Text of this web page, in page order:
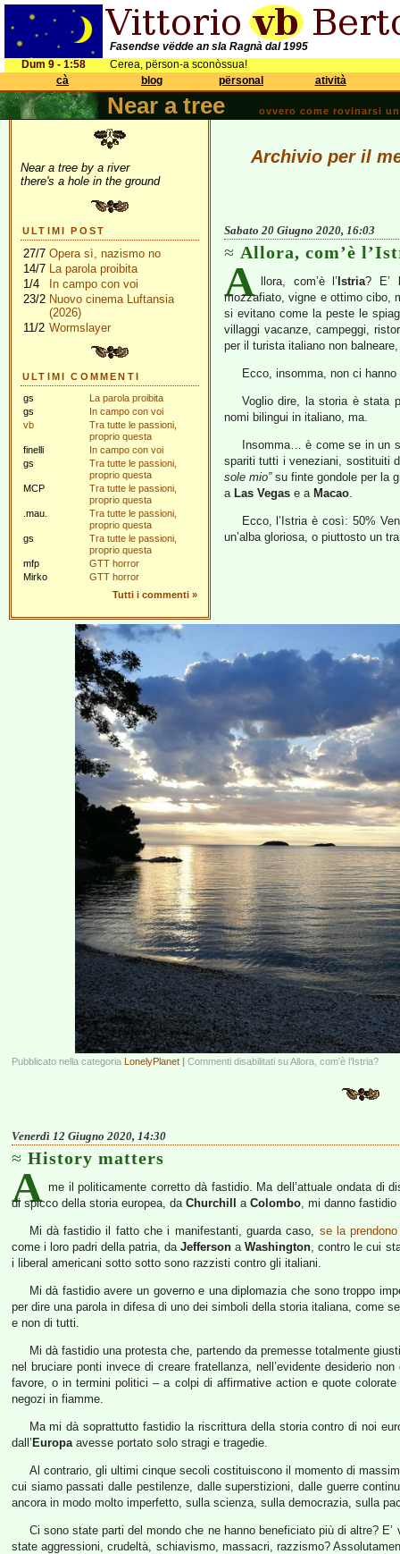
Fasendse vëdde an sla Ragnà dal 1995
Dum 9 - 1:58
Cerea, përson-a sconòssua!
cà
blog përsonal atività
Near a tree ovvero come rovinarsi
Near a tree by a river
there's a hole in the ground
ULTIMI POST
27/7 Opera sì, nazismo no
14/7 La parola proibita
1/4
In campo con voi
23/2 Nuovo cinema Luftansia
(2026)
11/2 Wormslayer
ULTIMI COMMENTI
gs
La parola proibita
gs
In campo con voi
vb
Tra tutte le passioni,
proprio questa
finelli
In campo con voi
gs
Tra tutte le passioni,
proprio questa
MCP
Tra tutte le passioni,
proprio questa
.mau.
Tra tutte le passioni,
proprio questa
gs
Tra tutte le passioni,
proprio questa
mfp
GTT horror
Mirko
GTT horror
Tutti i commenti »
Archivio per il
Sabato 20 Giugno 2020, 16:03
Allora, com’è
A llora, com’è l’ Istria? E’
mozzafiato, vigne e ottimo cibo,
si evitano come la peste le
villaggi vacanze, campeggi,
per il turista italiano non balneare,
Ecco, insomma, non ci
Voglio dire, la storia è stata
nomi bilingui in italiano, ma.
Insomma… è come se in un
spariti tutti i veneziani, sostituiti
sole mio”su finte gondole per la
a Las Vegas e a Macao.
Ecco, l’Istria è così: 50%
un’alba gloriosa, o piuttosto un
Pubblicato nella categoria LonelyPlanet | Commenti disabilitati su Allora, com’è l’Istria?
Venerdì 12 Giugno 2020, 14:30
History matters
A me il politicamente corretto dà fastidio. Ma dell’attuale ondata di
di spicco della storia europea, da Churchill a Colombo, mi danno
Mi dà fastidio il fatto che i manifestanti, guarda caso, se la
come i loro padri della patria, daJefferson aWashington, contro le cui
i liberal americani sotto sotto sono razzisti contro gli italiani.
Mi dà fastidio avere un governo e una diplomazia che sono troppo
per dire una parola in difesa di uno dei simboli della storia italiana, come
e non di tutti.
Mi dà fastidio una protesta che, partendo da premesse totalmente
nel bruciare ponti invece di creare fratellanza, nell’evidente desiderio
favore, o in termini politici – a colpi di affirmative action e quote
negozi in fiamme.
Ma mi dà soprattutto fastidio la riscrittura della storia contro di noi
dall’ Europaavesse portato solo stragi e tragedie.
Al contrario, gli ultimi cinque secoli costituiscono il momento di
cui siamo passati dalle pestilenze, dalle superstizioni, dalle guerre
ancora in modo molto imperfetto, sulla scienza, sulla democrazia, sulla
Ci sono state parti del mondo che ne hanno beneficiato più di altre?
state aggressioni, crudeltà, schiavismo, massacri, razzismo?